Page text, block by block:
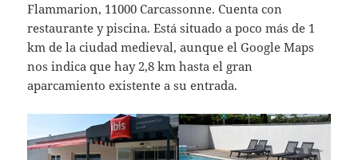
Flammarion, 11000 Carcassonne. Cuenta con
restaurante y piscina. Está situado a poco más de 1
km de la ciudad medieval, aunque el Google Maps
nos indica que hay 2,8 km hasta el gran
aparcamiento existente a su entrada.